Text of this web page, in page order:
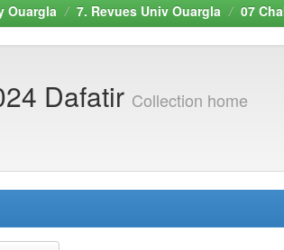
Ouargla 7. Revues Univ Ouargla 07
Dafatir Collection home